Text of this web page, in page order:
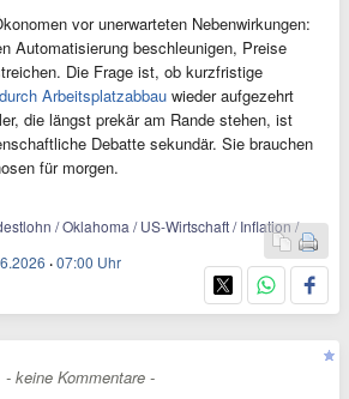
vor unerwarteten Nebenwirkungen:
Automatisierung beschleunigen, Preise
Die Frage ist, ob kurzfristige
Arbeitsplatzabbau wieder aufgezehrt
die längst prekär am Rande stehen, ist
Debatte sekundär. Sie brauchen
für morgen.
/ Oklahoma / US-Wirtschaft / Inflation /
·07:00 Uhr
- keine Kommentare -